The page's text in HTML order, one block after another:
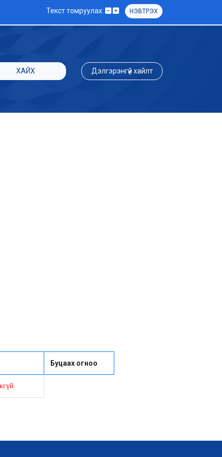
Текст томруулах: НЭВТРЭХ
ХАЙХ Дэлгэрэнгүй хайлт
Буцаах огноо